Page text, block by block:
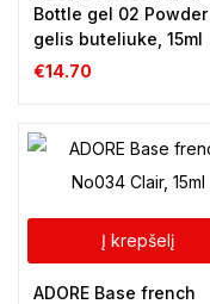
Bottle gel 02 Powder
gelis buteliuke, 15ml
€14.70
Į krepšelį
ADORE Base french